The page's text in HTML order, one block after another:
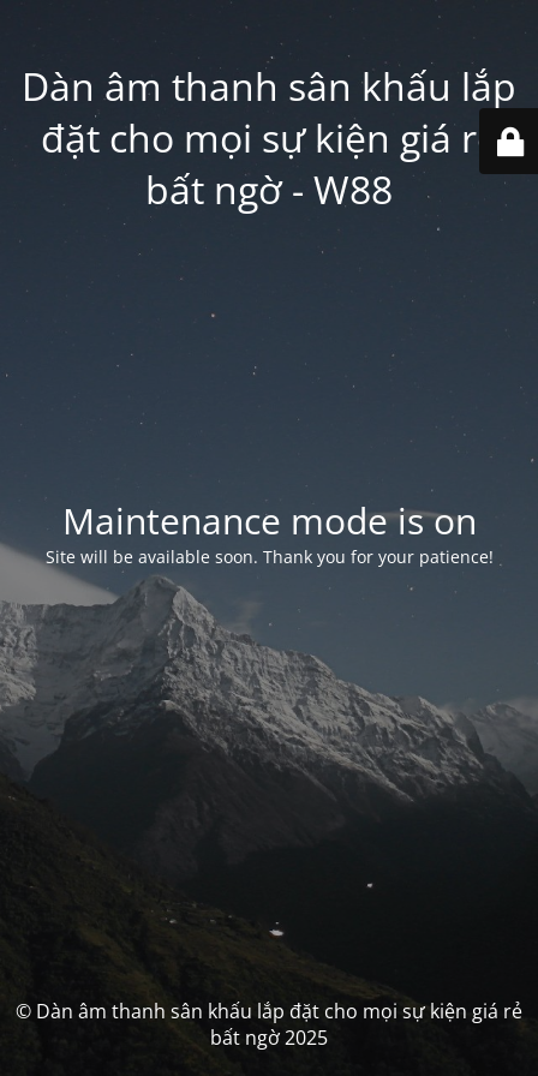
Dàn âm thanh sân khấu lắp
đặt cho mọi sự kiện giá rẻ
bất ngờ - W88
Maintenance mode is on
Site will be available soon. Thank you for your patience!
© Dàn âm thanh sân khấu lắp đặt cho mọi sự kiện giá rẻ
bất ngờ 2025